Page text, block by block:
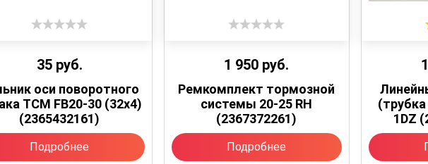
35 руб.
оси поворотного
TCM FB20-30 (32х4)
(2365432161)
Подробнее
1 950 руб.
Ремкомплект тормозной
системы 20-25 RH
(2367372261)
Подробнее
1DZ